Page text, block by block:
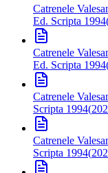
Catrenele
Ed. Scripta 1994
Catrenele
Ed. Scripta 1994
Catrenele
Scripta 1994(
Catrenele
Scripta 1994(